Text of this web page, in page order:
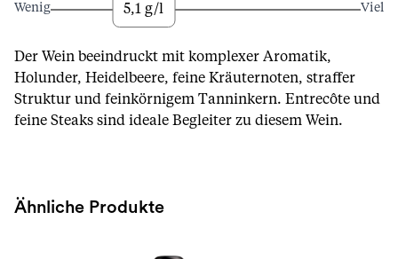
Wenig 5,1 g/l Viel
Der Wein beeindruckt mit komplexer Aromatik,
Holunder, Heidelbeere, feine Kräuternoten, straffer
Struktur und feinkörnigem Tanninkern. Entrecôte und
feine Steaks sind ideale Begleiter zu diesem Wein.
Ähnliche Produkte